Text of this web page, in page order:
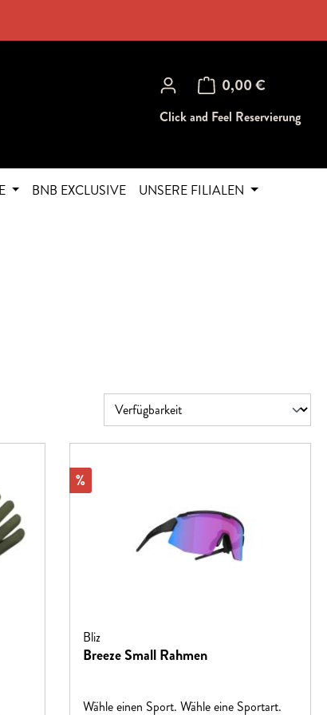
0,00 €
Warenkorb enthält 0
Click and Feel Reservierung
BNB EXCLUSIVE
UNSERE FILIALEN
Rabatt
%
Bliz
Breeze Small Rahmen
Wähle einen Sport. Wähle eine Sportart.